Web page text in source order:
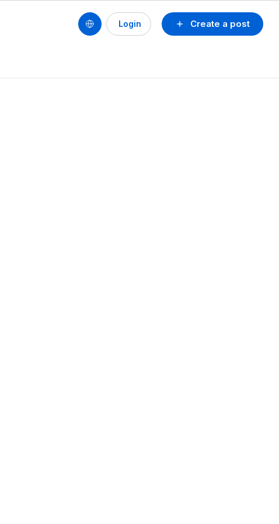
Create a post
Login